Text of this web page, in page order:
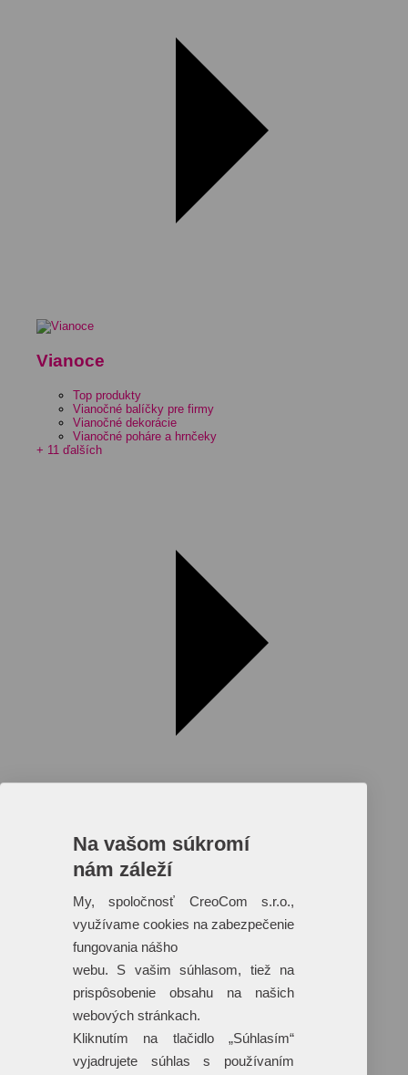
Vianoce
Top produkty
Vianočné balíčky pre firmy
Vianočné dekorácie
Vianočné poháre a hrnčeky
+ 11 ďalších
Reklamné predmety s plnofarebnou
potlačou
Dáždniky
Tašky
Hračky
Klobúky
Na vašom súkromí
nám záleží
My, spoločnosť CreoCom s.r.o.,
využívame cookies na zabezpečenie
fungovania nášho
webu. S vašim súhlasom, tiež na
prispôsobenie obsahu na našich
webových stránkach.
Kliknutím na tlačidlo „Súhlasím“
vyjadrujete súhlas s používaním